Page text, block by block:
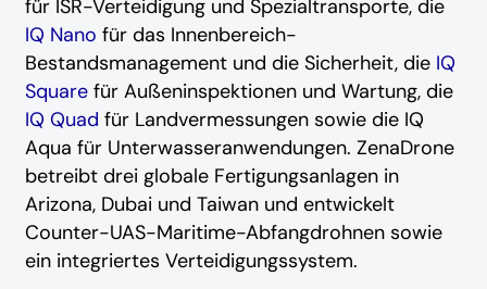
für ISR-Verteidigung und Spezialtransporte, die
IQ Nano für das Innenbereich-
Bestandsmanagement und die Sicherheit, die IQ
Squarefür Außeninspektionen und Wartung, die
IQ Quad für Landvermessungen sowie die IQ
Aqua für Unterwasseranwendungen. ZenaDrone
betreibt drei globale Fertigungsanlagen in
Arizona, Dubai und Taiwan und entwickelt
Counter-UAS-Maritime-Abfangdrohnen sowie
ein integriertes Verteidigungssystem.